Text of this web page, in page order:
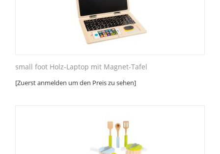
small foot Holz-Laptop mit Magnet-Tafel
[Zuerst anmelden um den Preis zu sehen]